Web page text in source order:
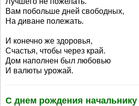
Вам побольше дней свободных,
На диване полежать.
И конечно же здоровья,
Счастья, чтобы через край.
Дом наполнен был любовью
И валюты урожай.
С днем рождения